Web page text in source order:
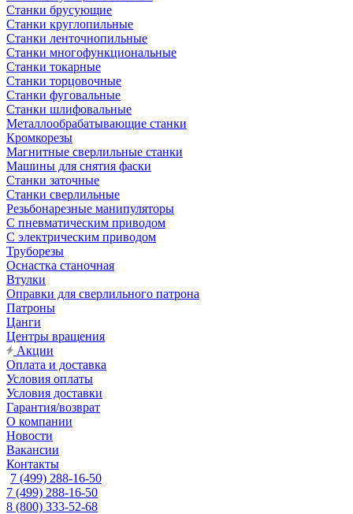
Станки брусующие
Станки круглопильные
Станки ленточнопильные
Станки многофункциональные
Станки токарные
Станки торцовочные
Станки фуговальные
Станки шлифовальные
Металлообрабатывающие станки
Кромкорезы
Магнитные сверлильные станки
Машины для снятия фаски
Станки заточные
Станки сверлильные
Резьбонарезные манипуляторы
С пневматическим приводом
С электрическим приводом
Труборезы
Оснастка станочная
Втулки
Оправки для сверлильного патрона
Патроны
Цанги
Центры вращения
Акции
Оплата и доставка
Условия оплаты
Условия доставки
Гарантия/возврат
О компании
Новости
Вакансии
Контакты
7 (499) 288-16-50
7 (499) 288-16-50
8 (800) 333-52-68